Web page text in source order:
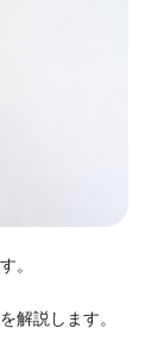
。
解説します。